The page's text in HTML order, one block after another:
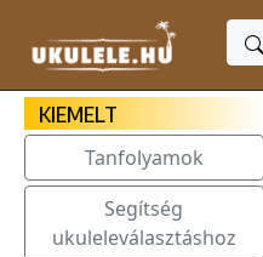
KIEMELT
Tanfolyamok
Segítség
ukuleleválasztáshoz